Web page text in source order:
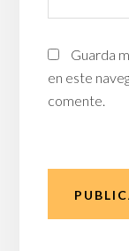
Guarda
en este
comente.